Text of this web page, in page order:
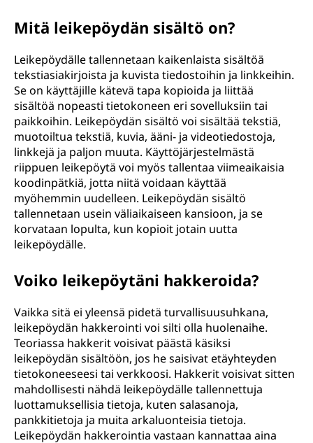
Mitä leikepöydän sisältö on?
Leikepöydälle tallennetaan kaikenlaista sisältöä
tekstiasiakirjoista ja kuvista tiedostoihin ja linkkeihin.
Se on käyttäjille kätevä tapa kopioida ja liittää
sisältöä nopeasti tietokoneen eri sovelluksiin tai
paikkoihin. Leikepöydän sisältö voi sisältää tekstiä,
muotoiltua tekstiä, kuvia, ääni- ja videotiedostoja,
linkkejä ja paljon muuta. Käyttöjärjestelmästä
riippuen leikepöytä voi myös tallentaa viimeaikaisia
koodinpätkiä, jotta niitä voidaan käyttää
myöhemmin uudelleen. Leikepöydän sisältö
tallennetaan usein väliaikaiseen kansioon, ja se
korvataan lopulta, kun kopioit jotain uutta
leikepöydälle.
Voiko leikepöytäni hakkeroida?
Vaikka sitä ei yleensä pidetä turvallisuusuhkana,
leikepöydän hakkerointi voi silti olla huolenaihe.
Teoriassa hakkerit voisivat päästä käsiksi
leikepöydän sisältöön, jos he saisivat etäyhteyden
tietokoneeseesi tai verkkoosi. Hakkerit voisivat sitten
mahdollisesti nähdä leikepöydälle tallennettuja
luottamuksellisia tietoja, kuten salasanoja,
pankkitietoja ja muita arkaluonteisia tietoja.
Leikepöydän hakkerointia vastaan kannattaa aina